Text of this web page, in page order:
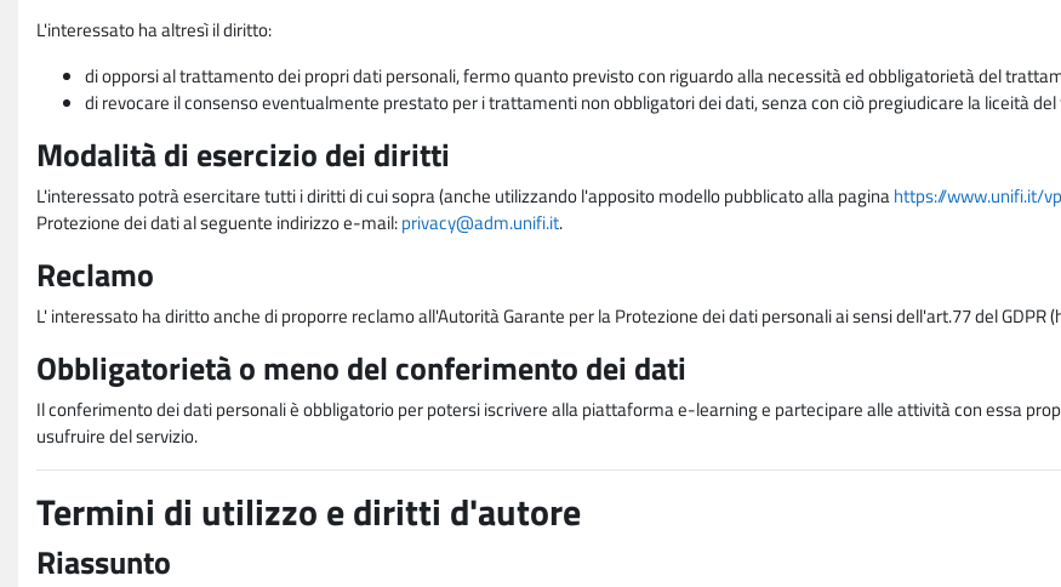
L'interessato ha altresì il diritto:
di opporsi al trattamento dei propri dati personali, fermo quanto previsto con riguardo alla necessità ed obbligatorietà del
di revocare il consenso eventualmente prestato per i trattamenti non obbligatori dei dati, senza con ciò pregiudicare la liceità
Modalità di esercizio dei diritti
L'interessato potrà esercitare tutti i diritti di cui sopra (anche utilizzando l'apposito modello pubblicato alla paginahttps://www.unifi.it/
Protezione dei dati al seguente indirizzo e-mail:privacy@adm.unifi.it.
Reclamo
L' interessato ha diritto anche di proporre reclamo all'Autorità Garante per la Protezione dei dati personali ai sensi dell'art.77 del GDPR
Obbligatorietà o meno del conferimento dei dati
Il conferimento dei dati personali è obbligatorio per potersi iscrivere alla piattaforma e-learning e partecipare alle attività con essa
usufruire del servizio.
Termini di utilizzo e diritti d'autore
Riassunto